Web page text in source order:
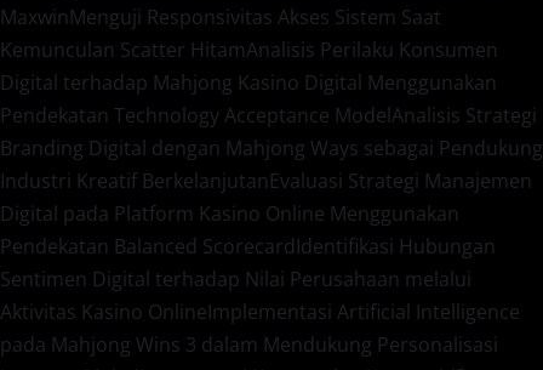
MaxwinMenguji Responsivitas Akses Sistem Saat
Kemunculan Scatter HitamAnalisis Perilaku Konsumen
Digital terhadap Mahjong Kasino Digital Menggunakan
Pendekatan Technology Acceptance ModelAnalisis Strategi
Branding Digital dengan Mahjong Ways sebagai Pendukung
Industri Kreatif BerkelanjutanEvaluasi Strategi Manajemen
Digital pada Platform Kasino Online Menggunakan
Pendekatan Balanced ScorecardIdentifikasi Hubungan
Sentimen Digital terhadap Nilai Perusahaan melalui
Aktivitas Kasino OnlineImplementasi Artificial Intelligence
pada Mahjong Wins 3 dalam Mendukung Personalisasi